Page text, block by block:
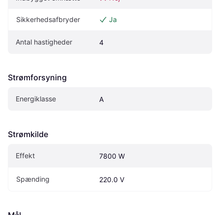
Sikkerhedsafbryder Ja
Antal hastigheder 4
Strømforsyning
Energiklasse A
Strømkilde
Effekt 7800 W
Spænding 220.0 V